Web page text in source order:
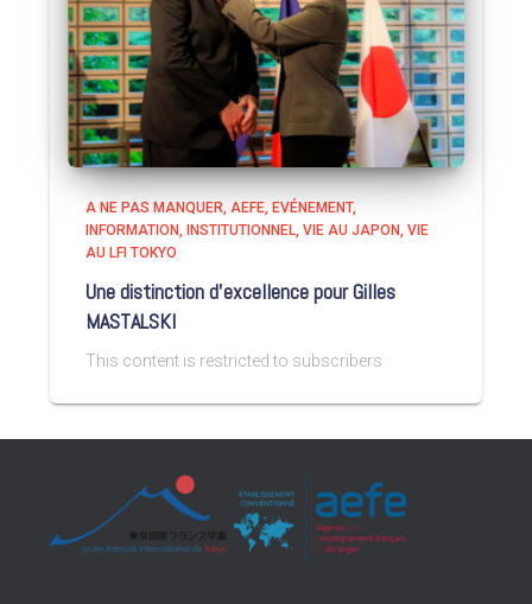
A NE PAS MANQUER AEFE EVÉNEMENT
INFORMATION
INSTITUTIONNEL VIE AU JAPON VIE
AU LFI TOKYO
Une distinction d’excellence pour Gilles
MASTALSKI
This content is restricted to subscribers